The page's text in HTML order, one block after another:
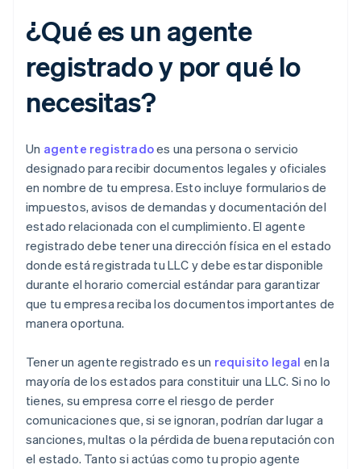
¿Qué es un agente
registrado y por qué lo
necesitas?
Un agente registradoes una persona o servicio
designado para recibir documentos legales y oficiales
en nombre de tu empresa. Esto incluye formularios de
impuestos, avisos de demandas y documentación del
estado relacionada con el cumplimiento. El agente
registrado debe tener una dirección física en el estado
donde está registrada tu LLC y debe estar disponible
durante el horario comercial estándar para garantizar
que tu empresa reciba los documentos importantes de
manera oportuna.
Tener un agente registrado es un requisito legal en la
mayoría de los estados para constituir una LLC. Si no lo
tienes, su empresa corre el riesgo de perder
comunicaciones que, si se ignoran, podrían dar lugar a
sanciones, multas o la pérdida de buena reputación con
el estado. Tanto si actúas como tu propio agente